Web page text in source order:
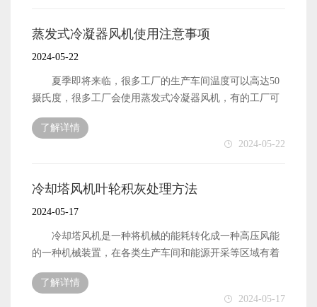
是不适合用的。在湿度方面，风机要求环境相对湿度是在
使用。 在使用过程中，有的工厂生产环境相对比较
差，蒸发式冷凝器风机的电线很容易被老鼠咬坏，通常我
们要求经常检查电线连接，不得在机组连接线上重压，拉
合行业规定，且有专业人士进行操作。在安装使用时，不
仅要注意环境，还要注意一些细节，不得使用不正确的保
好是同品牌的保险丝。 运行中，切勿私自拆开一些零
部件，包括蒸发器，顶盖等。其实蒸发式冷凝器风机的使
用寿命的长短一大部分是取决于使用者本身，在使用过程
中，应该严格遵守相关使用说明。 蒸发式冷凝器风机
是一种具有降温换气防尘于一体的风机，它在企业车间，
择蒸发式冷凝器风机呢？ 第一个优点，它的成本低，
且效能大。今年随着铜价格的上涨，中央空调的价格水涨
蒸发式冷凝器风机使用注意事项
2024-05-22
夏季即将来临，很多工厂的生产车间温度可以高达50
摄氏度，很多工厂会使用蒸发式冷凝器风机，有的工厂可
以使用10年，有的工厂的蒸发式冷凝器风机只能使用3年，
使用寿命的长短，取决于有否正确使用 在使用环境
上，蒸发冷风就的使用温度范围是20度到50度，夏天南方
时候，开风机的降温效果是不明显的，而且在如此高温下
在百分之85以下，梅雨天的湿可以到达百分之一百，要慎
重使用。 在使用过程中，有的工厂生产环境相对比较
差，蒸发式冷凝器风机的电线很容易被老鼠咬坏，通常我
伸，甚至是不按照说明书擅自更改控制线。相关改装要符
合行业规定，且有专业人士进行操作。在安装使用时，不
了解详情
2024-05-22
冷却塔风机叶轮积灰处理方法
2024-05-17
冷却塔风机是一种将机械的能耗转化成一种高压风能
的一种机械装置，在各类生产车间和能源开采等区域有着
广泛的使用，工业领域使用的冷却塔风机，由于使用环境
的特殊性，因此在叶轮上，经常容易出现积灰的情况。
冷却塔风机叶轮积灰的危害 冷却塔风机的叶轮积
了解详情
2024-05-17